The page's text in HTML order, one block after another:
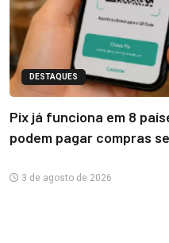
DESTAQUES
Pix já funciona em 8
podem pagar compras
3 de agosto de 2026